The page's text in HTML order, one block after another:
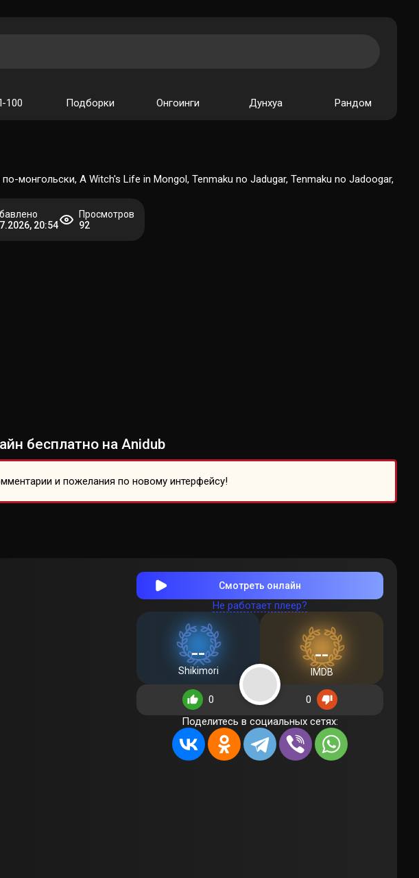
100 Подборки Онгоинги Дунхуа Рандом
монгольски, A Witch's Life in Mongol, Tenmaku no Jadugar, Tenmaku no Jadoogar,
20:54
Просмотров
92
бесплатно на Anidub
и пожелания по новому интерфейсу!
Смотреть онлайн
Не работает плеер?
--
Shikimori
--
IMDB
0
0
Поделитесь в социальных сетях: